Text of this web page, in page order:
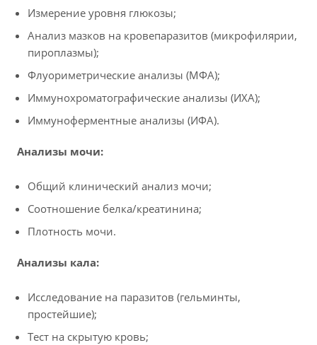
Измерение уровня глюкозы;
Анализ мазков на кровепаразитов (микрофилярии,
пироплазмы);
Флуориметрические анализы (МФА);
Иммунохроматографические анализы (ИХА);
Иммуноферментные анализы (ИФА).
Анализы мочи:
Общий клинический анализ мочи;
Соотношение белка/креатинина;
Плотность мочи.
Анализы кала:
Исследование на паразитов (гельминты,
простейшие);
Тест на скрытую кровь;